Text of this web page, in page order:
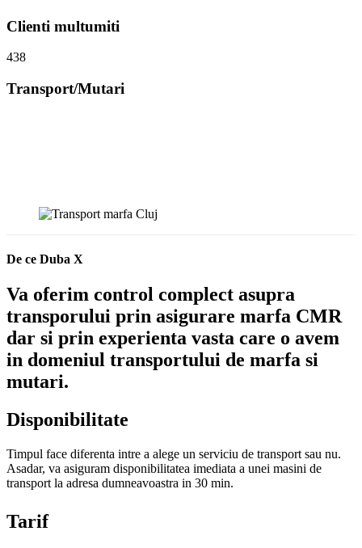
Clienti multumiti
438
Transport/Mutari
De ce Duba X
Va oferim control complect asupra
transporului prin asigurare marfa CMR
dar si prin experienta vasta care o avem
in domeniul transportului de marfa si
mutari.
Disponibilitate
Timpul face diferenta intre a alege un serviciu de transport sau nu.
Asadar, va asiguram disponibilitatea imediata a unei masini de
transport la adresa dumneavoastra in 30 min.
Tarif